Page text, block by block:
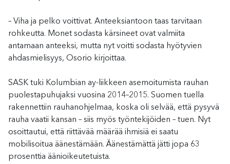
– Viha ja pelko voittivat. Anteeksiantoon taas tarvitaan
rohkeutta. Monet sodasta kärsineet ovat valmiita
antamaan anteeksi, mutta nyt voitti sodasta hyötyvien
ahdasmielisyys, Osorio kirjoittaa.
SASK tuki Kolumbian ay-liikkeen asemoitumista rauhan
puolestapuhujaksi vuosina 2014–2015. Suomen tuella
rakennettiin rauhanohjelmaa, koska oli selvää, että pysyvä
rauha vaatii kansan – siis myös työntekijöiden – tuen. Nyt
osoittautui, että riittävää määrää ihmisiä ei saatu
mobilisoitua äänestämään. Äänestämättä jätti jopa 63
prosenttia äänioikeutetuista.